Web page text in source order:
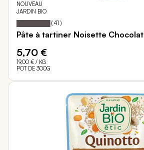
NOUVEAU
JARDIN BIO
Notation: 96
% of
( 41 )
Pâte à tartiner Noisette Chocolat
5,70 €
19,00 € / KG
POT DE 300G